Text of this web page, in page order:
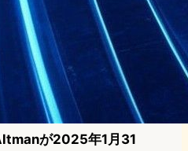
が2025年1月31